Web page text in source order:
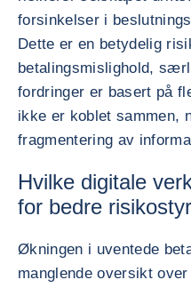
forsinkelser i
Dette er en betydelig
betalingsmislighold,
fordringer er basert på
ikke er koblet sammen,
fragmentering av
Hvilke digitale
for bedre
Økningen i uventede
manglende oversikt